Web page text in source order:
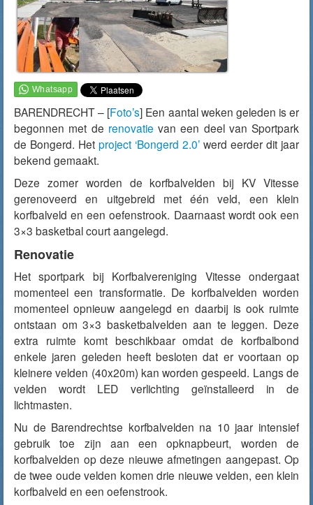
BARENDRECHT – [Foto’s] Een aantal weken geleden is er
begonnen met de renovatie van een deel van Sportpark
de Bongerd. Het project ‘Bongerd 2.0’ werd eerder dit jaar
bekend gemaakt.
Deze zomer worden de korfbalvelden bij KV Vitesse
gerenoveerd en uitgebreid met één veld, een klein
korfbalveld en een oefenstrook. Daarnaast wordt ook een
3×3 basketbal court aangelegd.
Renovatie
Het sportpark bij Korfbalvereniging Vitesse ondergaat
momenteel een transformatie. De korfbalvelden worden
momenteel opnieuw aangelegd en daarbij is ook ruimte
ontstaan om 3×3 basketbalvelden aan te leggen. Deze
extra ruimte komt beschikbaar omdat de korfbalbond
enkele jaren geleden heeft besloten dat er voortaan op
kleinere velden (40x20m) kan worden gespeeld. Langs de
velden wordt LED verlichting geïnstalleerd in de
lichtmasten.
Nu de Barendrechtse korfbalvelden na 10 jaar intensief
gebruik toe zijn aan een opknapbeurt, worden de
korfbalvelden op deze nieuwe afmetingen aangepast. Op
de twee oude velden komen drie nieuwe velden, een klein
korfbalveld en een oefenstrook.